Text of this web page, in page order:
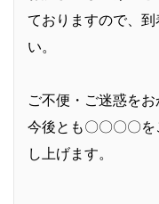
ておりますので、
い。
ご不便・ご迷惑をお
今後とも〇〇〇〇
し上げます。​​